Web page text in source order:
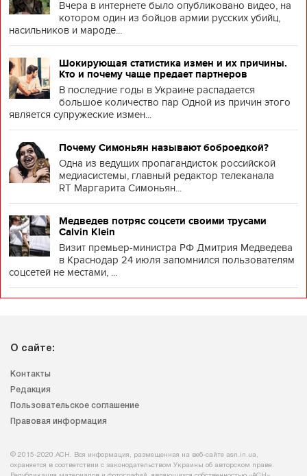
Вчера в интернете было опубликовано видео, на
котором один из бойцов армии русских убийц,
насильников и мароде...
Шокирующая статистика измен и их причины.
Кто и почему чаще предает партнеров
В последние годы в Украине распадается
большое количество пар Одной из причин этого
является супружеские измен...
Почему Симоньян называют боброедкой?
Одна из ведущих пропагандисток российской
медиасистемы, главный редактор телеканала
RT Маргарита Симоньян...
Медведев потряс соцсети своими трусами
Calvin Klein
Визит премьер-министра РФ Дмитрия Медведева
в Краснодар 24 июля запомнился пользователям
соцсетей не местами, ...
О сайте:
Контакты
Редакция
Пользовательское соглашение
Правовая информация
© 2015-2020 АСН. Вся информация, размещенная на веб-сайте asn.in.ua,
охраняется в соответствии с законодательством Украины об авторском праве.